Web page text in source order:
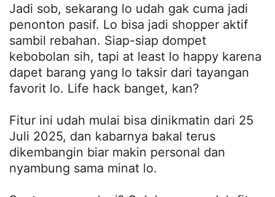
Jadi sob, sekarang lo udah gak cuma jadi
penonton pasif. Lo bisa jadi shopper aktif
sambil rebahan. Siap-siap dompet
kebobolan sih, tapi at least lo happy karena
dapet barang yang lo taksir dari tayangan
favorit lo. Life hack banget, kan?
Fitur ini udah mulai bisa dinikmatin dari 25
Juli 2025, dan kabarnya bakal terus
dikembangin biar makin personal dan
nyambung sama minat lo.